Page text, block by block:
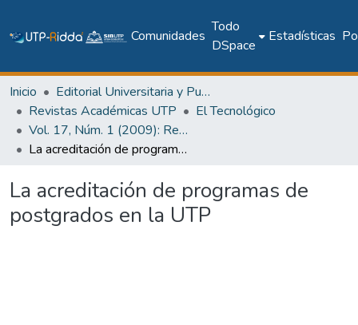
Comunidades
Todo
DSpace
Estadísticas
Inicio
Editorial Universitaria y Publicaciones Seriadas
Revistas Académicas UTP
El Tecnológico
Vol. 17, Núm. 1 (2009): Revista EL TECNOLÓGICO
La acreditación de programas de postgrados en la UTP
La acreditación de programas de
postgrados en la UTP